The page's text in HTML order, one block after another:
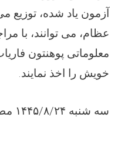
آزمون یاد شده، توزیع
عظام، می توانند، با
معلوماتی پوهنتون
خویش را اخذ نمایند.
سه شنبه ۱۴۴۵/۸/۲۴